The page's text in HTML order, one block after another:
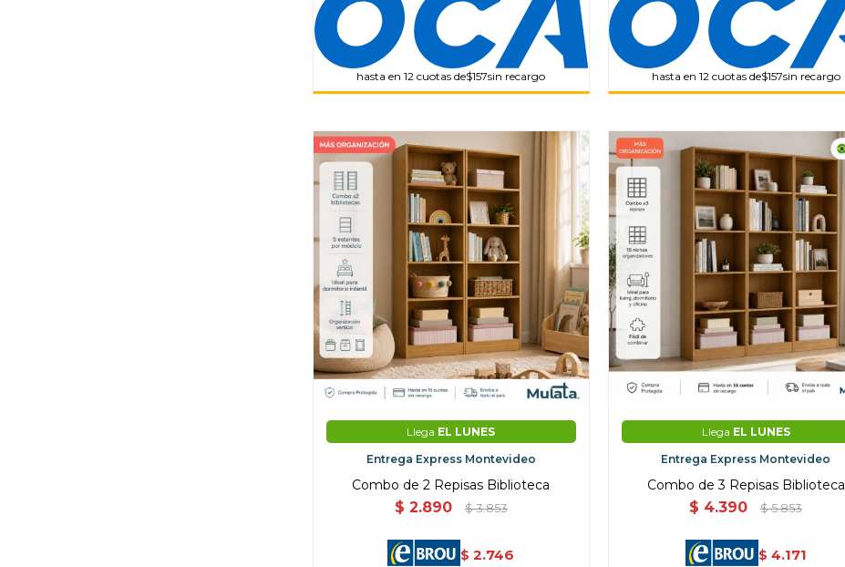
hasta en 12 cuotas de$157sin recargo hasta en 12 cuotas de$157sin recargo
Llega EL LUNES
Entrega Express Montevideo
Combo de 2 Repisas Biblioteca
$ 2.890 $ 3.853
$ 2.746
Llega EL LUNES
Entrega Express Montevideo
Combo de 3 Repisas Biblioteca
$ 4.390 $ 5.853
$ 4.171